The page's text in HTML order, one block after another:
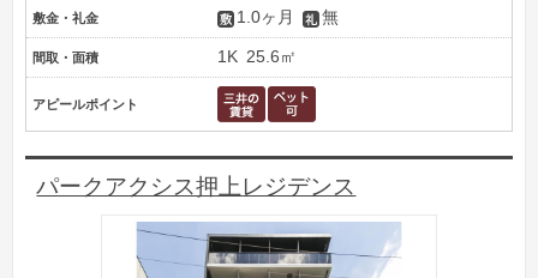
敷金・礼金 1.0ヶ月 無
間取・面積 1K 25.6㎡
アピールポイント
パークアクシス押上レジデンス